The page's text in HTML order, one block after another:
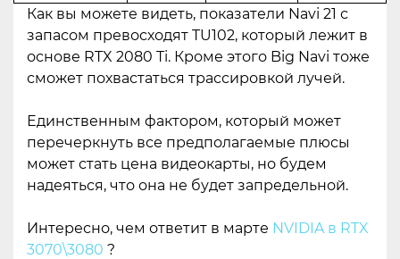
Как вы можете видеть, показатели Navi 21 с
запасом превосходят TU102, который лежит в
основе RTX 2080 Ti. Кроме этого Big Navi тоже
сможет похвастаться трассировкой лучей.
Единственным фактором, который может
перечеркнуть все предполагаемые плюсы
может стать цена видеокарты, но будем
надеяться, что она не будет запредельной.
Интересно, чем ответит в марте NVIDIA в RTX
3070\3080 ?